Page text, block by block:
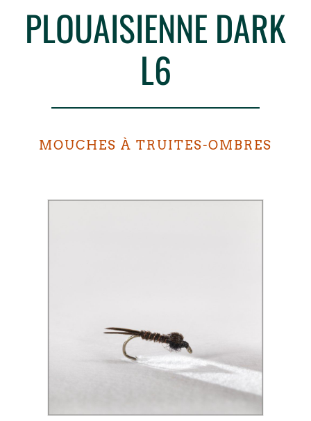
PLOUAISIENNE DARK
L6
MOUCHES À TRUITES-OMBRES